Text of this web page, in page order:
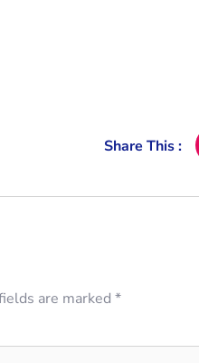
Share This :
are marked *